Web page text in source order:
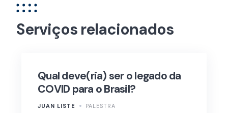
Serviços relacionados
Qual deve(ria) ser o legado da
COVID para o Brasil?
JUAN LISTE PALESTRA